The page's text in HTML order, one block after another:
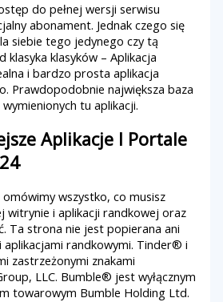
do pełnej wersji serwisu
abonament. Jednak czego się
siebie tego jedynego czy tą
klasyka klasyków – Aplikacja
i bardzo prosta aplikacja
Prawdopodobnie największa baza
tu aplikacji.
Aplikacje I Portale
wszystko, co musisz
witrynie i aplikacji randkowej oraz
Ta strona nie jest popierana ani
aplikacjami randkowymi. Tinder® i
zastrzeżonymi znakami
LLC. Bumble® jest wyłącznym
towarowym Bumble Holding Ltd.